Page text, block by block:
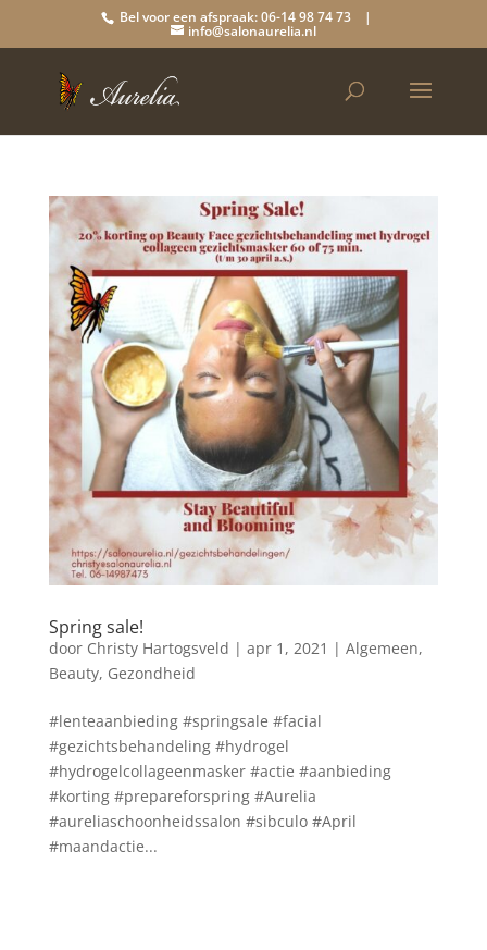
Bel voor een afspraak: 06-14 98 74 73 |
info@salonaurelia.nl
Spring sale!
door Christy Hartogsveld | apr 1, 2021 | Algemeen,
Beauty, Gezondheid
#lenteaanbieding #springsale #facial
#gezichtsbehandeling #hydrogel
#hydrogelcollageenmasker #actie #aanbieding
#korting #prepareforspring #Aurelia
#aureliaschoonheidssalon #sibculo #April
#maandactie...